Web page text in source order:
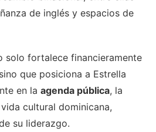
de inglés y espacios de
solo fortalece financieramente
que posiciona a Estrella
en la agenda pública, la
cultural dominicana,
su liderazgo.